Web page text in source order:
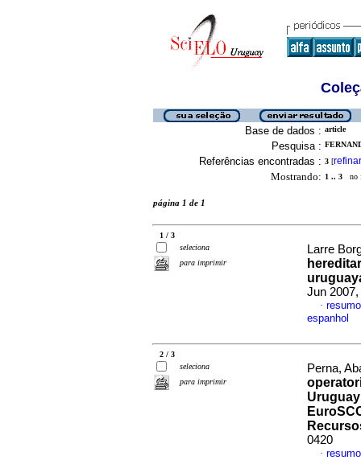
Base de dados : article
Pesquisa :
Referências encontradas : 3 [refinar
Mostrando: 1 .. 3 no
página 1 de 1
1 / 3
seleciona
para imprimir
Larre
Jun
·
espanhol
2 / 3
seleciona
para imprimir
Perna,
0420
·